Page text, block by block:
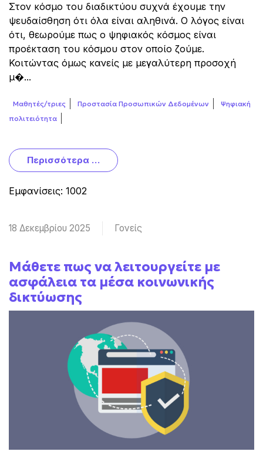
Στον κόσμο του διαδικτύου συχνά έχουμε την
ψευδαίσθηση ότι όλα είναι αληθινά. Ο λόγος είναι
ότι, θεωρούμε πως ο ψηφιακός κόσμος είναι
προέκταση του κόσμου στον οποίο ζούμε.
Κοιτώντας όμως κανείς με μεγαλύτερη προσοχή
μ�...
Μαθητές/τριες Προστασία Προσωπικών Δεδομένων
Ψηφιακή
πολιτειότητα
Περισσότερα …
Εμφανίσεις: 1002
18 Δεκεμβρίου 2025 Γονείς
Μάθετε πως να λειτουργείτε με
ασφάλεια τα μέσα κοινωνικής
δικτύωσης